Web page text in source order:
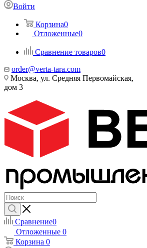
Войти
Корзина0
Отложенные0
Сравнение товаров0
order@verta-tara.com
Москва, ул. Средняя Первомайская,
дом 3
Сравнение0
Отложенные 0
Корзина 0